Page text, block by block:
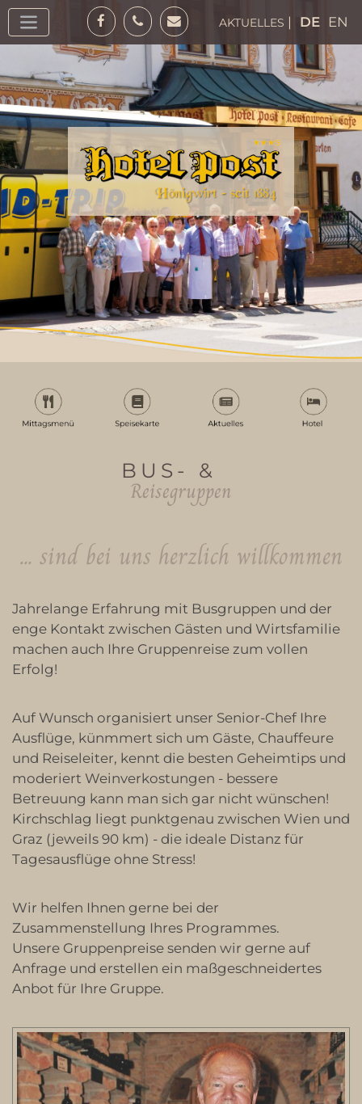
Zum Inhalt springen
AKTUELLES | DE EN
BUS- &
Reisegruppen
... sind bei uns herzlich willkommen
Jahrelange Erfahrung mit Busgruppen und der
enge Kontakt zwischen Gästen und Wirtsfamilie
machen auch Ihre Gruppenreise zum vollen
Erfolg!
Auf Wunsch organisiert unser Senior-Chef Ihre
Ausflüge, künmmert sich um Gäste, Chauffeure
und Reiseleiter, kennt die besten Geheimtips und
moderiert Weinverkostungen - bessere
Betreuung kann man sich gar nicht wünschen!
Kirchschlag liegt punktgenau zwischen Wien und
Graz (jeweils 90 km) - die ideale Distanz für
Tagesausflüge ohne Stress!
Wir helfen Ihnen gerne bei der
Zusammenstellung Ihres Programmes.
Unsere Gruppenpreise senden wir gerne auf
Anfrage und erstellen ein maßgeschneidertes
Anbot für Ihre Gruppe.